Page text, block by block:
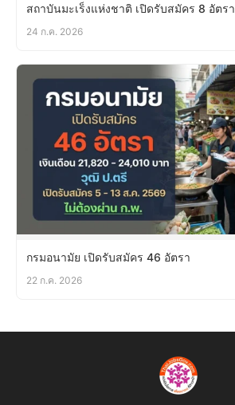
สถาบันมะเร็งแห่งชาติ เปิดรับสมัคร 8 อัตรา
24 ก.ค. 2026
กรมอนามัย เปิดรับสมัคร 46 อัตรา
22 ก.ค. 2026